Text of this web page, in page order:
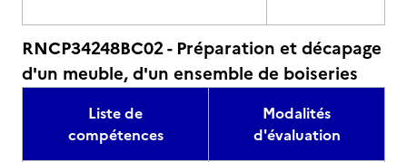
RNCP34248BC02 - Préparation et décapage
d'un meuble, d'un ensemble de boiseries
Liste de
compétences
Modalités
d'évaluation